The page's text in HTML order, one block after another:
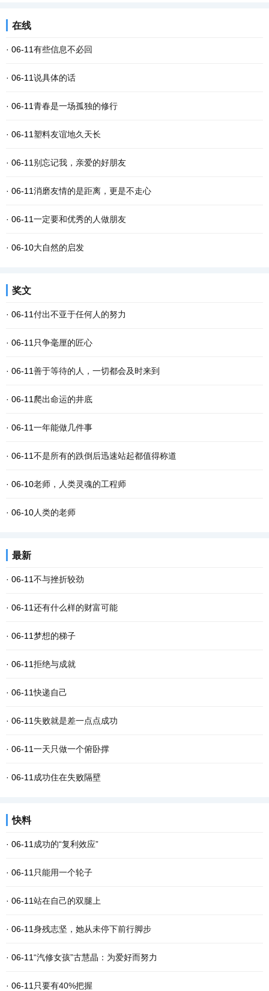
在线
· 06-11有些信息不必回
· 06-11说具体的话
· 06-11青春是一场孤独的修行
· 06-11 塑料友谊地久天长
· 06-11别忘记我，亲爱的好朋友
· 06-11消磨友情的是距离，更是不走心
· 06-11一定要和优秀的人做朋友
· 06-10大自然的启发
奖文
· 06-11付出不亚于任何人的努力
· 06-11 只争毫厘的匠心
· 06-11善于等待的人，一切都会及时来到
· 06-11 爬出命运的井底
· 06-11一年能做几件事
· 06-11不是所有的跌倒后迅速站起都值得称道
· 06-10老师，人类灵魂的工程师
· 06-10人类的老师
最新
· 06-11不与挫折较劲
· 06-11还有什么样的财富可能
· 06-11梦想的梯子
· 06-11拒绝与成就
· 06-11快递自己
· 06-11 失败就是差一点点成功
· 06-11一天只做一个俯卧撑
· 06-11 成功住在失败隔壁
快料
· 06-11 成功的“复利效应”
· 06-11 只能用一个轮子
· 06-11站在自己的双腿上
· 06-11身残志坚，她从未停下前行脚步
· 06-11“汽修女孩”古慧晶：为爱好而努力
· 06-11 只要有40%把握